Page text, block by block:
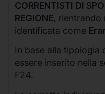
CORRENTISTI DI
REGIONE, rientrando
identificata come
In base alla tipologia
essere inserito nella
F24.